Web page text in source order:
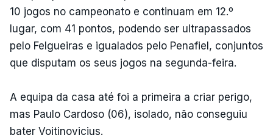
10 jogos no campeonato e continuam em 12.º
lugar, com 41 pontos, podendo ser ultrapassados
pelo Felgueiras e igualados pelo Penafiel, conjuntos
que disputam os seus jogos na segunda-feira.
A equipa da casa até foi a primeira a criar perigo,
mas Paulo Cardoso (06), isolado, não conseguiu
bater Voitinovicius.